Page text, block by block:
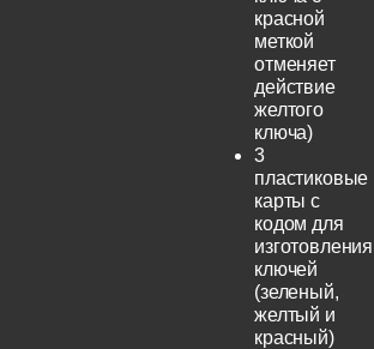
красной
меткой
отменяет
действие
желтого
ключа)
3
пластиковые
карты с
кодом для
изготовления
ключей
(зеленый,
желтый и
красный)